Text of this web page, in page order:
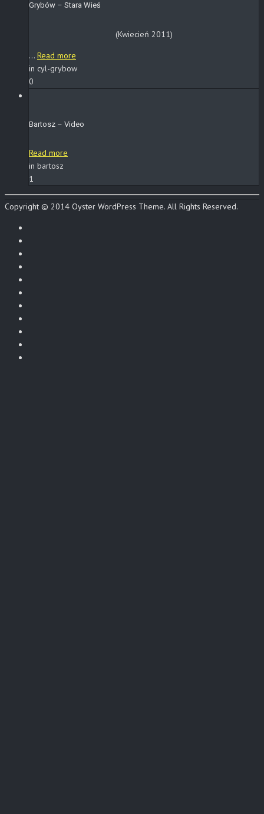
Grybów – Stara Wieś
(Kwiecień 2011)
... Read more
in cyl-grybow
0
Bartosz – Video
Read more
in bartosz
1
Copyright © 2014 Oyster WordPress Theme. All Rights Reserved.